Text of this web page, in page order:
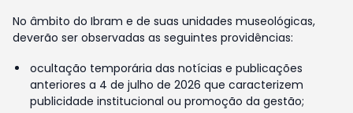
No âmbito do Ibram e de suas unidades museológicas,
deverão ser observadas as seguintes providências:
ocultação temporária das notícias e publicações
anteriores a 4 de julho de 2026 que caracterizem
publicidade institucional ou promoção da gestão;